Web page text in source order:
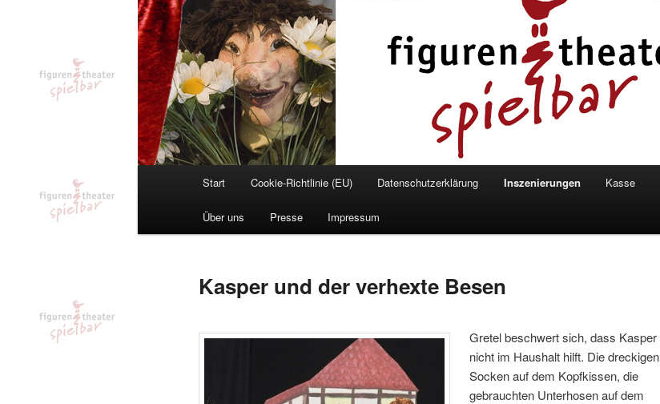
Start Cookie-Richtlinie (EU) Datenschutzerklärung Inszenierungen Kasse
Über uns Presse Impressum
Kasper und der verhexte Besen
Gretel beschwert sich, dass Kasper
nicht im Haushalt hilft. Die dreckigen
Socken auf dem Kopfkissen, die
gebrauchten Unterhosen auf dem